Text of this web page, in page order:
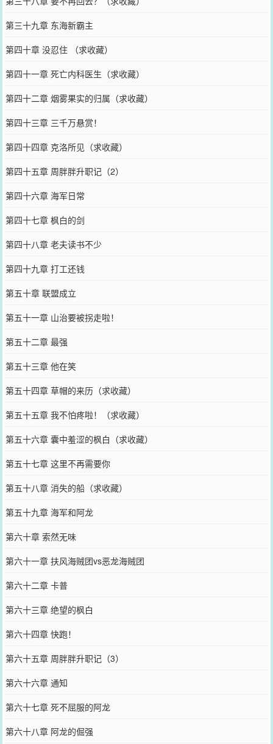
第三十九章 东海新霸主
第四十章 没忍住 （求收藏）
第四十一章 死亡内科医生（求收藏）
第四十二章 烟雾果实的归属（求收藏）
第四十三章 三千万悬赏！
第四十四章 克洛所见（求收藏）
第四十五章 周胖胖升职记（2）
第四十六章 海军日常
第四十七章 枫白的剑
第四十八章 老夫读书不少
第四十九章 打工还钱
第五十章 联盟成立
第五十一章 山治要被拐走啦！
第五十二章 最强
第五十三章 他在笑
第五十四章 草帽的来历（求收藏）
第五十五章 我不怕疼啦！（求收藏）
第五十六章 囊中羞涩的枫白（求收藏）
第五十七章 这里不再需要你
第五十八章 消失的船（求收藏）
第五十九章 海军和阿龙
第六十章 索然无味
第六十一章 扶风海贼团vs恶龙海贼团
第六十二章 卡普
第六十三章 绝望的枫白
第六十四章 快跑！
第六十五章 周胖胖升职记（3）
第六十六章 通知
第六十七章 死不屈服的阿龙
第六十八章 阿龙的倔强